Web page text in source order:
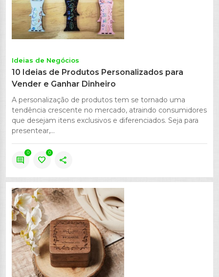
Ideias de Negócios
10 Ideias de Produtos Personalizados para
Vender e Ganhar Dinheiro
A personalização de produtos tem se tornado uma
tendência crescente no mercado, atraindo consumidores
que desejam itens exclusivos e diferenciados. Seja para
presentear,...
comment
0
favorite
0
share